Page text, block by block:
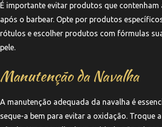
É importante evitar produtos que
após o barbear. Opte por produtos
rótulos e escolher produtos com fórmulas
pele.
Manutenção da Navalha
A manutenção adequada da navalha é
seque-a bem para evitar a oxidação. Troque